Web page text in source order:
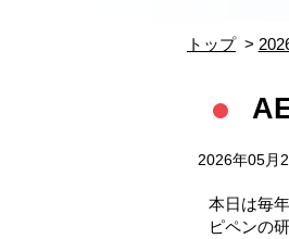
トップ
2026年05月
本日は毎
ピペンの